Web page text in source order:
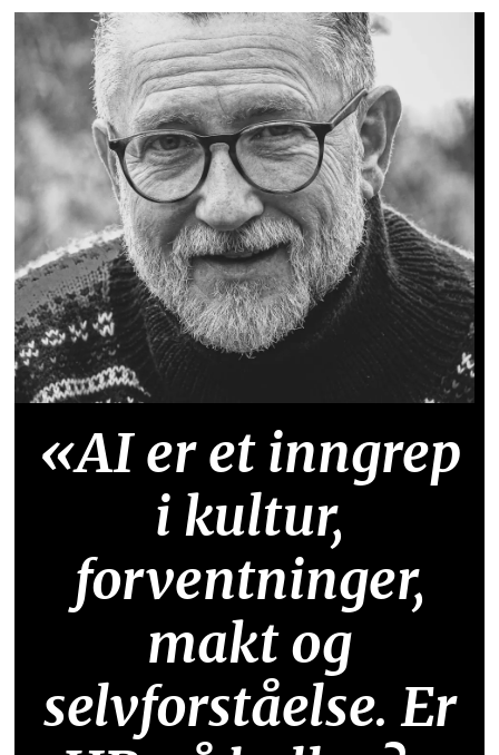
«AI er et inngrep
i kultur,
forventninger,
makt og
selvforståelse. Er